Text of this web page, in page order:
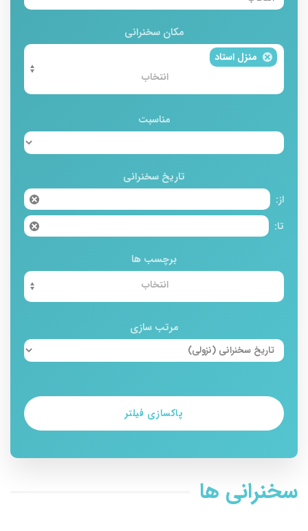
مکان سخنرانی
منزل استاد
مناسبت
تاریخ سخنرانی
از:
تا:
برچسب ها
مرتب سازی
پاکسازی فیلتر
سخنرانی ها